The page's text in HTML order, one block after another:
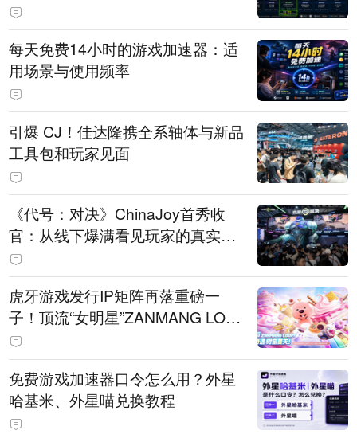
每天免费14小时的游戏加速器：适
用场景与使用频率
引爆 CJ！佳达隆携全系轴体与新品
工具包和玩家见面
《代号：对决》ChinaJoy首秀收
官：从线下爆满看见玩家的真实期
待
虎牙游戏发行IP矩阵再落重磅一
子！顶流“女明星”ZANMANG LOO
PY 正版3D消除手游《消消奇遇》
惊喜曝光
免费游戏加速器口令怎么用？外星
哈基米、外星喵兑换教程